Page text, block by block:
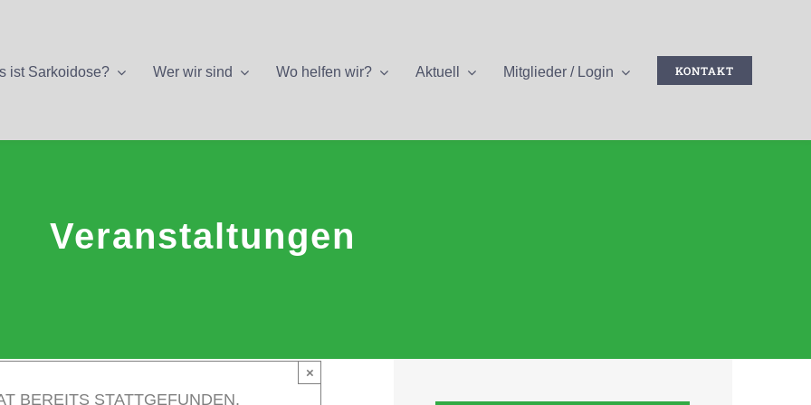
ist Sarkoidose? Wer wir sind Wo helfen wir? Aktuell Mitglieder / Login KONTAKT
Veranstaltungen
BEREITS STATTGEFUNDEN.
×